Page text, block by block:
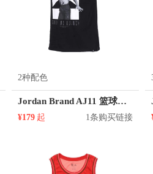
2种配色
Jordan Brand AJ11 篮球运动圆领短袖T恤 916046
¥179 起 1条购买链接